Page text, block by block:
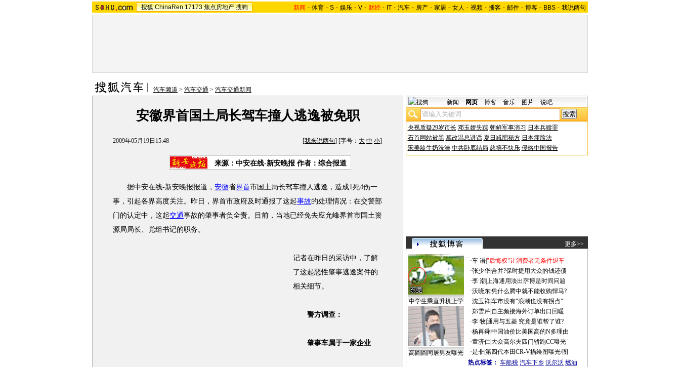
搜狐 ChinaRen 17173 焦点房地产 搜狗 新闻 - 体育 - S - 娱乐 - V - 财经 - IT - 汽车 - 房产 - 家居 - 女人 - 视频 - 播客 - 邮件 - 博客 - BBS - 我说两句
汽车频道 > 汽车交通 > 汽车交通新闻
安徽界首国土局长驾车撞人逃逸被免职
2009年05月19日15:48 [我来说两句] [字号： 大 中 小]
来源： 中安在线-新安晚报 作者：综合报道
据中安在线-新安晚报报道， 安徽省界首市国土局长驾车撞人逃逸，造成1死4伤一
事，引起各界高度关注。昨日，界首市政府及时通报了这起事故的处理情况：在交警部
门的认定中，这起交通事故的肇事者负全责。目前，当地已经免去应允峰界首市国土资
源局局长、党组书记的职务。
记者在昨日的采访中，了解
了这起恶性肇事逃逸案件的
相关细节。
警方调查：
肇事车属于一家企业
新闻 网页 博客 音乐 图片 说吧
央视质疑29岁市长 邓玉娇失踪 朝鲜军事演习 日本兵赎罪
石首网站被黑 篡改温总讲话 夏日减肥秘方 日本瘦脸法
宋美龄牛奶洗澡 中共卧底结局 慈禧不快乐 侵略中国报告
更多>>
中学生乘直升机上学
高圆圆同居男友曝光
·车 语|"后悔权"让消费者无条件退车
·张少华|合并?保时捷用大众的钱还债
·李 潮 上海通用淡出萨博是时间问题
·沃晓东|凭什么腾中就不能收购悍马?
·沈玉祥|车市没有"浪潮也没有拐点"
·郑雪芹| 自主频接海外订单出口回暖
·李 牧|通用与五菱 究竟是谁帮了谁?
·杨再舜|中国油价比美国高的N多理由
·童济仁|大众高尔夫四门轿跑CC曝光
·是非|第四代本田CR-V描绘图曝光/图
热点标签： 车船税 汽车下乡 沃尔沃 燃油